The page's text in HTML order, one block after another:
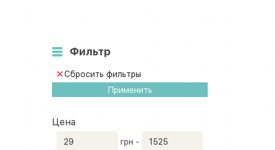
Фильтр
Сбросить фильтры
Применить
Цена
грн -